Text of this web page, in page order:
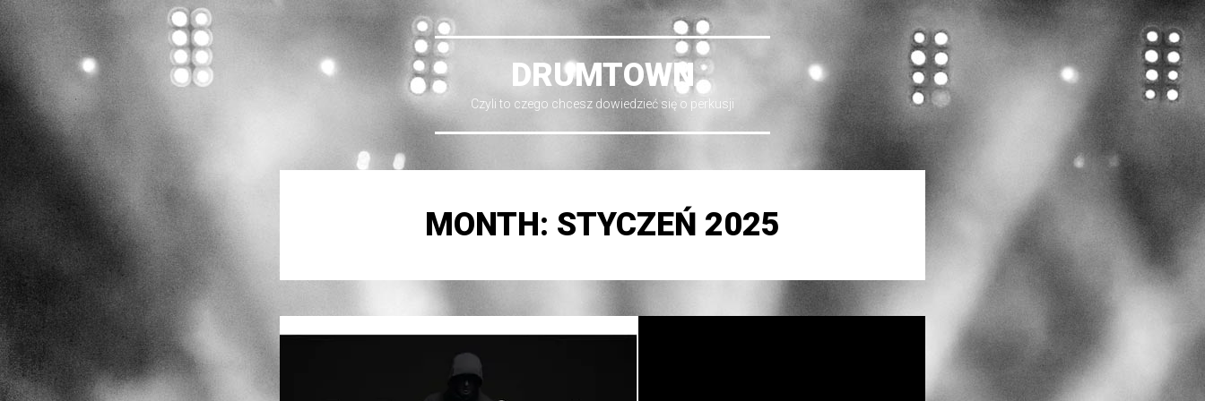
DRUMTOWN
Czyli to czego chcesz dowiedzieć się o perkusji
MONTH: STYCZEŃ 2025